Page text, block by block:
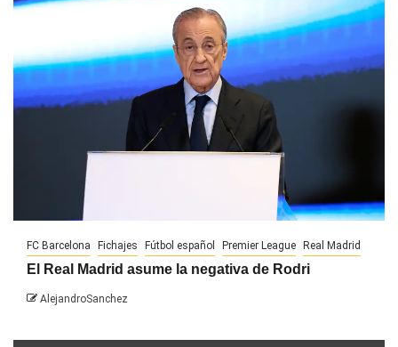
FC Barcelona Fichajes Fútbol español Premier League Real Madrid
El Real Madrid asume la negativa de Rodri
AlejandroSanchez